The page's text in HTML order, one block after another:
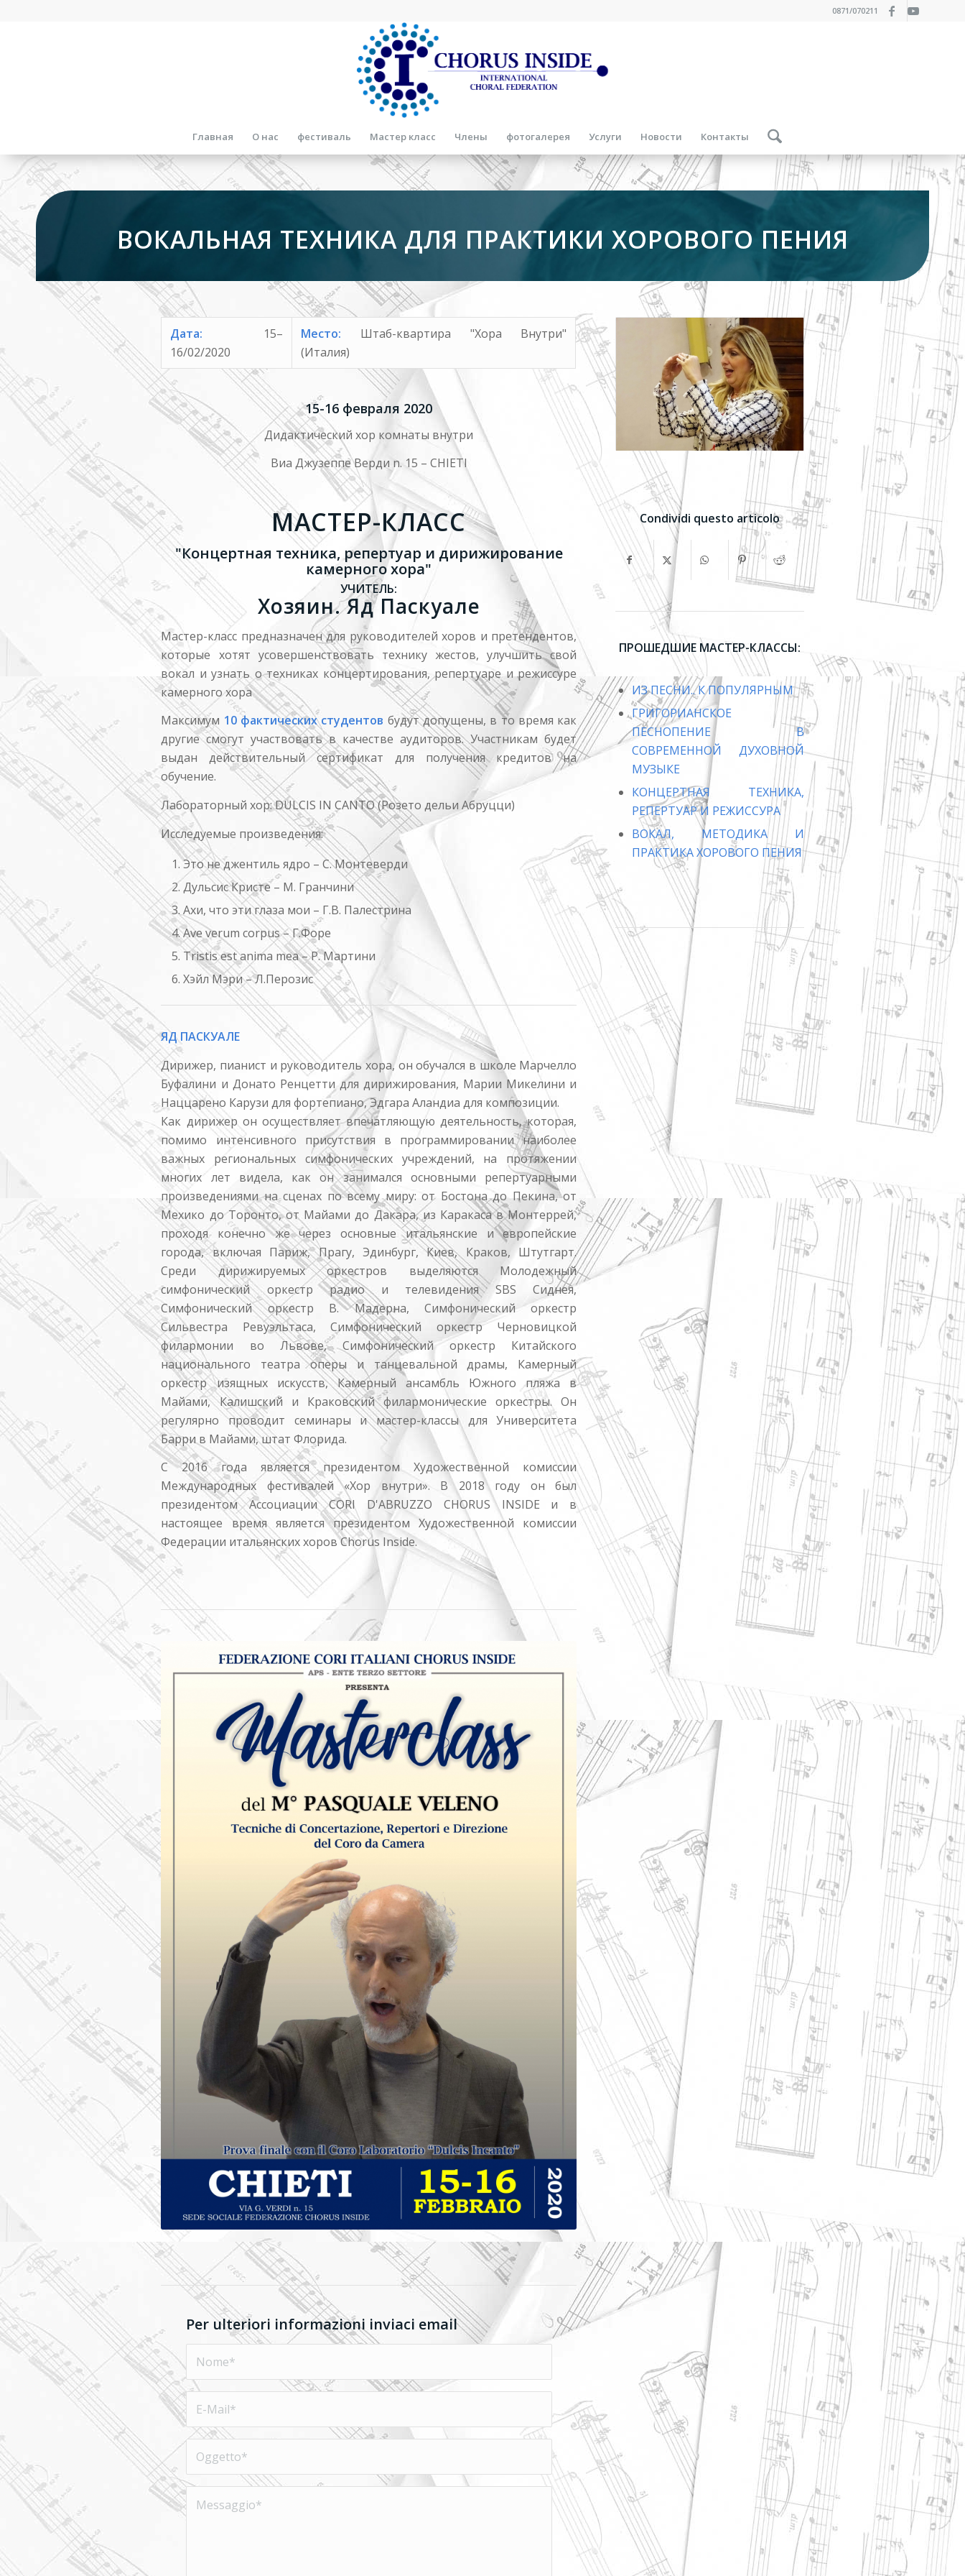
0871/070211
Главная О нас фестиваль Мастер класс Члены фотогалерея Услуги Новости Контакты
ВОКАЛЬНАЯ ТЕХНИКА ДЛЯ ПРАКТИКИ ХОРОВОГО ПЕНИЯ
Дата: 15–
16/02/2020
Место: Штаб-квартира "Хора Внутри"
(Италия)
15-16 февраля 2020
Дидактический хор комнаты внутри
Виа Джузеппе Верди n. 15 – CHIETI
МАСТЕР-КЛАСС
"Концертная техника, репертуар и дирижирование
камерного хора"
УЧИТЕЛЬ:
Хозяин. Яд Паскуале
Мастер-класс предназначен для руководителей хоров и претендентов,
которые хотят усовершенствовать технику жестов, улучшить свой
вокал и узнать о техниках концертирования, репертуаре и режиссуре
камерного хора
Максимум 10 фактических студентов будут допущены, в то время как
другие смогут участвовать в качестве аудиторов. Участникам будет
выдан действительный сертификат для получения кредитов на
обучение.
Лабораторный хор: DULCIS IN CANTO (Розето дельи Абруцци)
Исследуемые произведения:
Это не джентиль ядро – С. Монтеверди
Дульсис Кристе – М. Гранчини
Ахи, что эти глаза мои – Г.B. Палестрина
Ave verum corpus – Г.Форе
Tristis est anima mea – P. Мартини
Хэйл Мэри – Л.Перозис
ЯД ПАСКУАЛЕ
Дирижер, пианист и руководитель хора, он обучался в школе Марчелло
Буфалини и Донато Ренцетти для дирижирования, Марии Микелини и
Наццарено Карузи для фортепиано, Эдгара Аландиа для композиции.
Как дирижер он осуществляет впечатляющую деятельность, которая,
помимо интенсивного присутствия в программировании наиболее
важных региональных симфонических учреждений, на протяжении
многих лет видела, как он занимался основными репертуарными
произведениями на сценах по всему миру: от Бостона до Пекина, от
Мехико до Торонто, от Майами до Дакара, из Каракаса в Монтеррей,
проходя конечно же через основные итальянские и европейские
города, включая Париж, Прагу, Эдинбург, Киев, Краков, Штутгарт.
Среди дирижируемых оркестров выделяются Молодежный
симфонический оркестр радио и телевидения SBS Сиднея,
Симфонический оркестр B. Мадерна, Симфонический оркестр
Сильвестра Ревуэльтаса, Симфонический оркестр Черновицкой
филармонии во Львове, Симфонический оркестр Китайского
национального театра оперы и танцевальной драмы, Камерный
оркестр изящных искусств, Камерный ансамбль Южного пляжа в
Майами, Калишский и Краковский филармонические оркестры. Он
регулярно проводит семинары и мастер-классы для Университета
Барри в Майами, штат Флорида.
С 2016 года является президентом Художественной комиссии
Международных фестивалей «Хор внутри». В 2018 году он был
президентом Ассоциации CORI D'ABRUZZO CHORUS INSIDE и в
настоящее время является президентом Художественной комиссии
Федерации итальянских хоров Chorus Inside.
Per ulteriori informazioni inviaci email
Condividi questo articolo
ПРОШЕДШИЕ МАСТЕР-КЛАССЫ:
ИЗ ПЕСНИ.. К ПОПУЛЯРНЫМ
ГРИГОРИАНСКОЕ
ПЕСНОПЕНИЕ В
СОВРЕМЕННОЙ ДУХОВНОЙ
МУЗЫКЕ
КОНЦЕРТНАЯ ТЕХНИКА,
РЕПЕРТУАР И РЕЖИССУРА
ВОКАЛ, МЕТОДИКА И
ПРАКТИКА ХОРОВОГО ПЕНИЯ